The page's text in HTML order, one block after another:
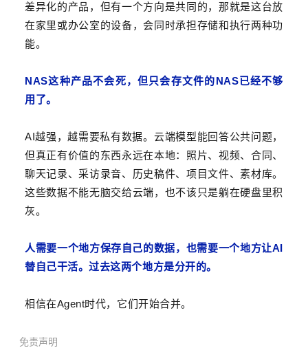
差异化的产品 ， 但有一个方向是共同的，那就是这台放
在家里或办公室的设备，会同时承担存储和执行两种功
能。
NAS这种产品不会死，但只会存文件的NAS已经不够
用了。
AI越强，越需要私有数据。云端模型能回答公共问题，
但真正有价值的东西永远在本地：照片、视频、合同、
聊天记录、采访录音、历史稿件、项目文件、素材库。
这些数据不能无脑交给云端，也不该只是躺在硬盘里积
灰。
人需要一个地方保存自己的数据，也需要一个地方让AI
替自己干活。过去这两个地方是分开的。
相信在Agent时代，它们开始合并。
免责声明